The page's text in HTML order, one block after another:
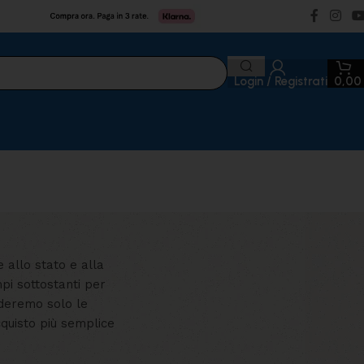
Login / Registrati 0,00
allo stato e alla
sottostanti per
solo le
più semplice